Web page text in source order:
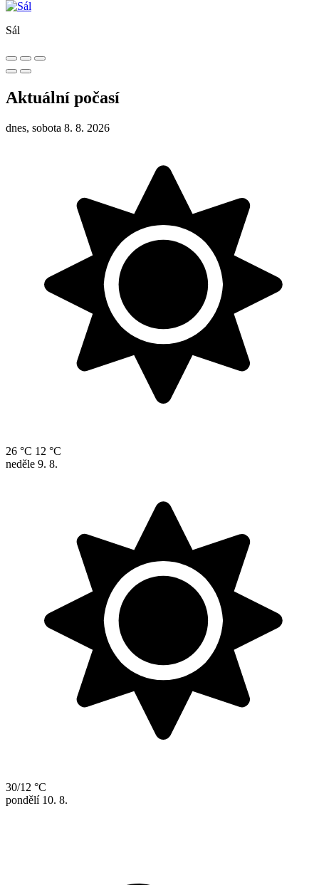
Sál
Aktuální počasí
dnes, sobota 8. 8. 2026
26 °C 12 °C
neděle 9. 8.
30/12 °C
pondělí 10. 8.